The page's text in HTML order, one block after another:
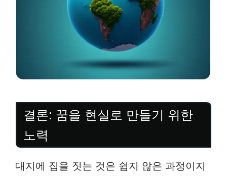
결론: 꿈을 현실로 만들기 위한
노력
대지에 집을 짓는 것은 쉽지 않은 과정이지